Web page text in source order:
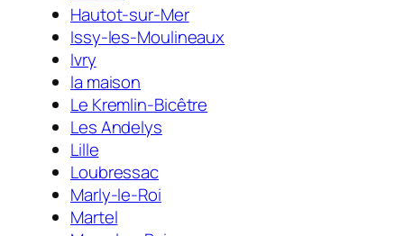
Hautot-sur-Mer
Issy-les-Moulineaux
Ivry
la maison
Le Kremlin-Bicêtre
Les Andelys
Lille
Loubressac
Marly-le-Roi
Martel